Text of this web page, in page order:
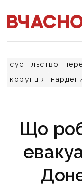
суспільство
корупція
Що